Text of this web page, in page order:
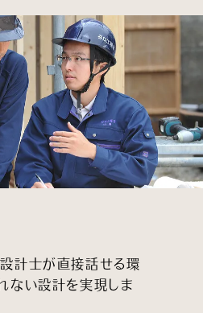
ップ
計士が直接話せる環
ない設計を実現しま